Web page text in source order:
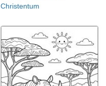
Christentum